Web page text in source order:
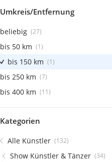
Umkreis/Entfernung
beliebig (27)
bis 50 km (1)
bis 150 km (1)
bis 250 km (7)
bis 400 km (11)
Kategorien
Alle Künstler (132)
Show Künstler & Tänzer (34)